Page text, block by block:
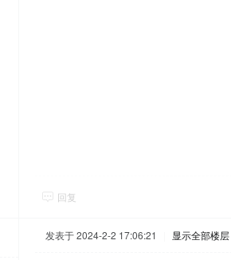
回复
发表于 2024-2-2 17:06:21 显示全部楼层